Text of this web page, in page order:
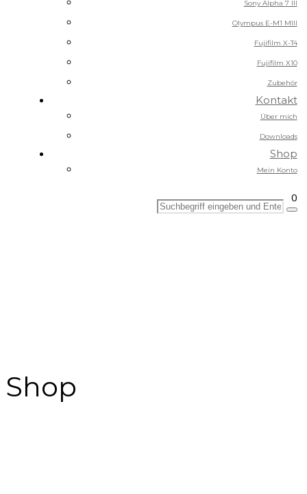
Sony Alpha 7 III
Olympus E-M1 MIII
Fujifilm X-T4
Fujifilm X10
Zubehör
Kontakt
Über mich
Downloads
Shop
Mein Konto
0
Shop